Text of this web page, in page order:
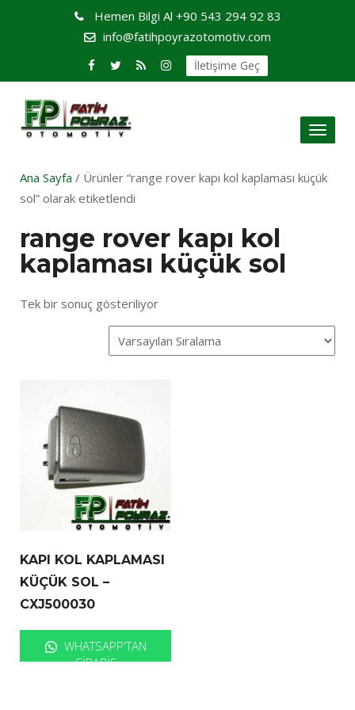
Hemen Bilgi Al +90 543 294 92 83
info@fatihpoyrazotomotiv.com
İletişime Geç
Toggle
Ana Sayfa / Ürünler “range rover kapı kol kaplaması küçük
sol” olarak etiketlendi
range rover kapı kol
kaplaması küçük sol
Tek bir sonuç gösteriliyor
KAPI KOL KAPLAMASI
KÜÇÜK SOL –
CXJ500030
WHATSAPP'TAN
SIPARIŞ